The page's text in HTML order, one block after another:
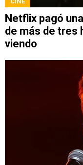
Netflix pagó
de más de tres
viendo